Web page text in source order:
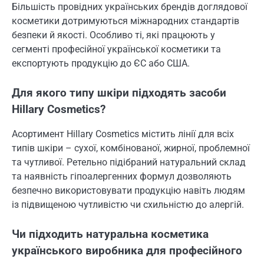
Більшість провідних українських брендів доглядової
косметики дотримуються міжнародних стандартів
безпеки й якості. Особливо ті, які працюють у
сегменті професійної української косметики та
експортують продукцію до ЄС або США.
Для якого типу шкіри підходять засоби
Hillary Cosmetics?
Асортимент Hillary Cosmetics містить лінії для всіх
типів шкіри – сухої, комбінованої, жирної, проблемної
та чутливої. Ретельно підібраний натуральний склад
та наявність гіпоалергенних формул дозволяють
безпечно використовувати продукцію навіть людям
із підвищеною чутливістю чи схильністю до алергій.
Чи підходить натуральна косметика
українського виробника для професійного